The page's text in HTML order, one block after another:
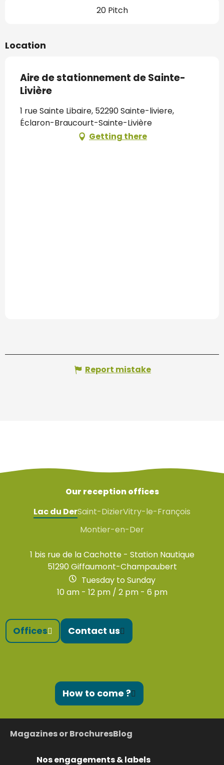
20 Pitch
Location
Aire de stationnement de Sainte-
Livière
1 rue Sainte Libaire, 52290 Sainte-liviere,
Éclaron-Braucourt-Sainte-Livière
Getting there
Report mistake
Our reception offices
Lac du DerSaint-DizierVitry-le-François
Montier-en-Der
1 bis rue de la Cachotte - Station Nautique
51290 Giffaumont-Champaubert
Tuesday to Sunday
10 am - 12 pm / 2 pm - 6 pm
Offices Contact us
How to come ?
Magazines or BrochuresBlog
Nos engagements & labels